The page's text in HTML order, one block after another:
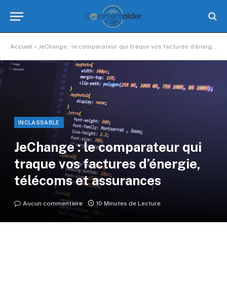
Accueil » JeChange : le comparateur qui traque vos factures d’énergie, télécoms et assurances
INCLASSABLE
JeChange : le comparateur qui
traque vos factures d’énergie,
télécoms et assurances
Aucun commentaire 10 Minutes de Lecture